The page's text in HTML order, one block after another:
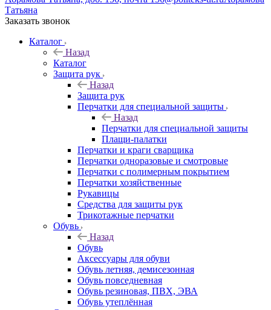
Татьяна
Заказать звонок
Каталог
Назад
Каталог
Защита рук
Назад
Защита рук
Перчатки для специальной защиты
Назад
Перчатки для специальной защиты
Плащи-палатки
Перчатки и краги сварщика
Перчатки одноразовые и смотровые
Перчатки с полимерным покрытием
Перчатки хозяйственные
Рукавицы
Средства для защиты рук
Трикотажные перчатки
Обувь
Назад
Обувь
Аксессуары для обуви
Обувь летняя, демисезонная
Обувь повседневная
Обувь резиновая, ПВХ, ЭВА
Обувь утеплённая